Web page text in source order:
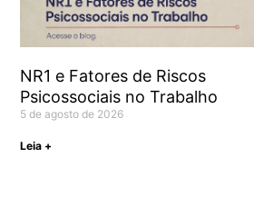
NR1 e Fatores de Riscos
Psicossociais no Trabalho
5 de agosto de 2026
Leia +